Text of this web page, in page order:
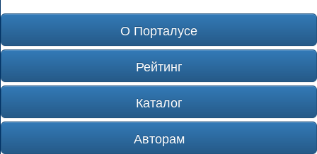
О Порталусе
Рейтинг
Каталог
Авторам